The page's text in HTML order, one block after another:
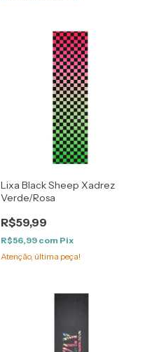
Lixa Black Sheep Xadrez
Verde/Rosa
R$59,99
R$56,99 com Pix
Atenção, última peça!